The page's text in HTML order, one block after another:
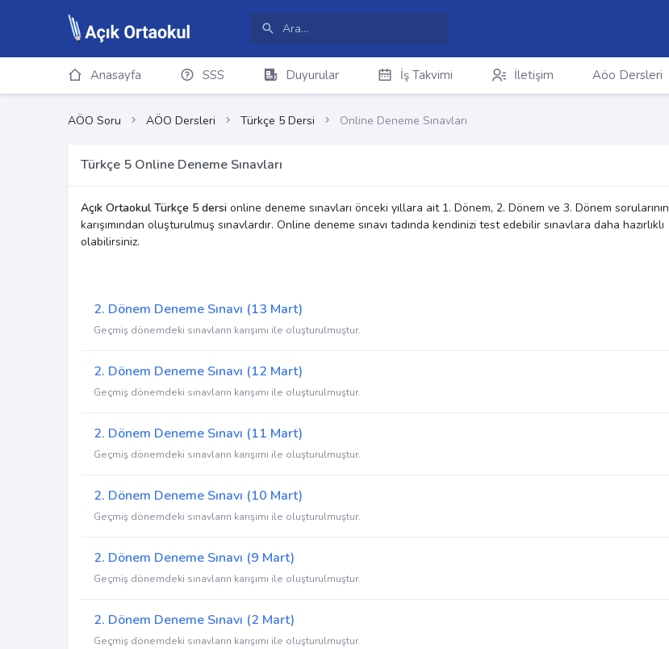
Anasayfa SSS Duyurular İş Takvimi İletişim Aöo Dersleri
AÖO Soru AÖO Dersleri Türkçe 5 Dersi Online Deneme Sınavları
Türkçe 5 Online Deneme Sınavları
Açık Ortaokul Türkçe 5 dersi online deneme sınavları önceki yıllara ait 1. Dönem, 2. Dönem ve 3. Dönem sorularının
karışımından oluşturulmuş sınavlardır. Online deneme sınavı tadında kendinizi test edebilir sınavlara daha hazırlıklı
olabilirsiniz.
2. Dönem Deneme Sınavı (13 Mart)
Geçmiş dönemdeki sınavların karışımı ile oluşturulmuştur.
2. Dönem Deneme Sınavı (12 Mart)
Geçmiş dönemdeki sınavların karışımı ile oluşturulmuştur.
2. Dönem Deneme Sınavı (11 Mart)
Geçmiş dönemdeki sınavların karışımı ile oluşturulmuştur.
2. Dönem Deneme Sınavı (10 Mart)
Geçmiş dönemdeki sınavların karışımı ile oluşturulmuştur.
2. Dönem Deneme Sınavı (9 Mart)
Geçmiş dönemdeki sınavların karışımı ile oluşturulmuştur.
2. Dönem Deneme Sınavı (2 Mart)
Geçmiş dönemdeki sınavların karışımı ile oluşturulmuştur.